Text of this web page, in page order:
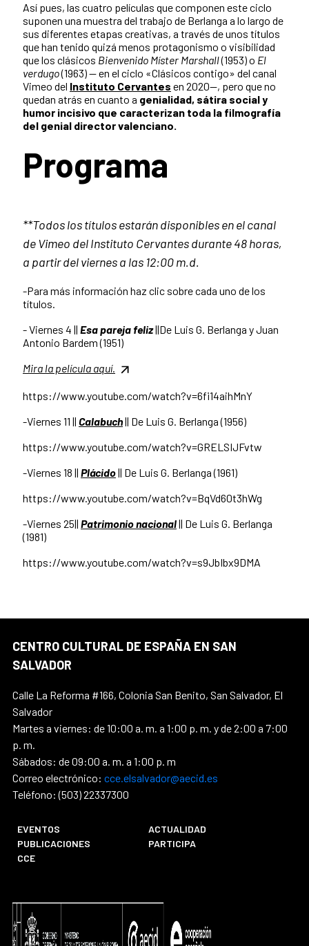
Así pues, las cuatro películas que componen este ciclo
suponen una muestra del trabajo de Berlanga a lo largo de
sus diferentes etapas creativas, a través de unos títulos
que han tenido quizá menos protagonismo o visibilidad
que los clásicos Bienvenido Míster Marshall(1953) o El
verdugo(1963) — en el ciclo «Clásicos contigo» del canal
Vimeo del Instituto Cervantes en 2020—, pero que no
quedan atrás en cuanto a genialidad, sátira social y
humor incisivo que caracterizan toda la filmografía
del genial director valenciano.
Programa
**Todos los títulos estarán disponibles en el canal
de Vimeo del Instituto Cervantes durante 48 horas,
a partir del viernes a las 12:00 m.d.
-Para más información haz clic sobre cada uno de los
títulos.
- Viernes 4 || Esa pareja feliz||De Luis G. Berlanga y Juan
Antonio Bardem (1951)
Mira la película aquí.
https://www.youtube.com/watch?v=6fi14aihMnY
-Viernes 11 || Calabuch|| De Luis G. Berlanga (1956)
https://www.youtube.com/watch?v=GRELSIJFvtw
-Viernes 18 || Plácido|| De Luis G. Berlanga (1961)
https://www.youtube.com/watch?v=BqVd60t3hWg
-Viernes 25|| Patrimonio nacional|| De Luis G. Berlanga
(1981)
https://www.youtube.com/watch?v=s9JbIbx9DMA
CENTRO CULTURAL DE ESPAÑA EN SAN
SALVADOR
Calle La Reforma #166, Colonia San Benito, San Salvador, El
Salvador
Martes a viernes: de 10:00 a. m. a 1:00 p. m. y de 2:00 a 7:00
p. m.
Sábados: de 09:00 a. m. a 1:00 p. m
Correo electrónico: cce.elsalvador@aecid.es
Teléfono: (503) 22337300
EVENTOS
ACTUALIDAD
PUBLICACIONES
PARTICIPA
CCE